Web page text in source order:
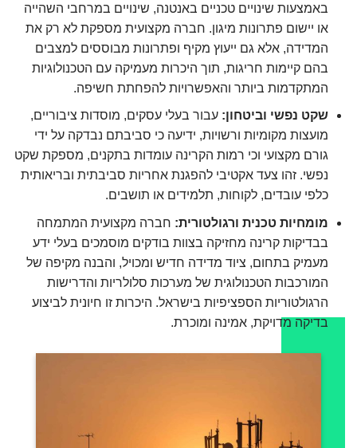
באמצעות שינויים טכניים באנטנה, שינויים במרחבי השהייה
או יישום פתרונות מיגון. חברה מקצועית מספקת לא רק את
המדידה, אלא גם ייעוץ מקיף ופתרונות מבוססים למצבים
בהם קיימות חריגות, תוך היכרות מעמיקה עם הטכנולוגיות
המתקדמות ביותר והאפשרויות להפחתת חשיפה.
שקט נפשי וביטחון: עבור בעלי עסקים, מוסדות ציבוריים,
מועצות מקומיות ורשויות, ידיעה כי סביבתם נבדקה על ידי
גורם מקצועי וכי רמות הקרינה עומדות בתקנים, מספקת שקט
נפשי. זהו צעד אקטיבי להפגנת אחריות סביבתית ובריאותית
כלפי עובדים, לקוחות, תלמידים או תושבים.
מומחיות טכנית ורגולטורית: חברה מקצועית המתמחה
בבדיקות קרינה מחזיקה בצוות בודקים מוסמכים בעלי ידע
מעמיק בתחום, ציוד מדידה חדיש ומכויל, והבנה מקיפה של
המורכבות הטכנולוגית של מערכות סלולריות והדרישות
הרגולטוריות הספציפיות בישראל. היכרות זו חיונית לביצוע
בדיקה מדויקת, אמינה ומוכרת.